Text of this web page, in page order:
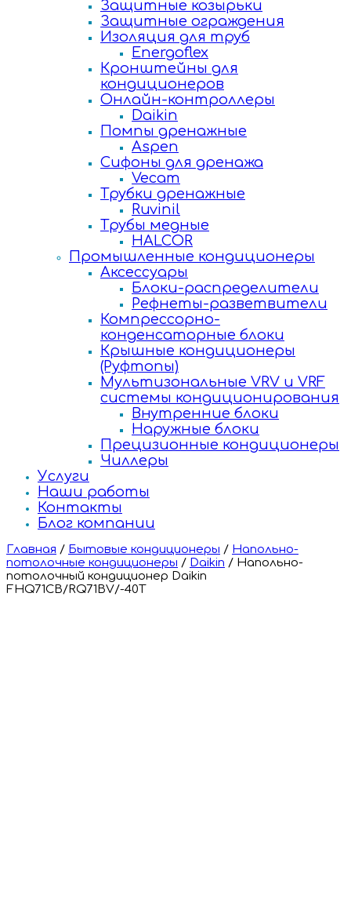
Защитные козырьки
Защитные ограждения
Изоляция для труб
Energoflex
Кронштейны для
кондиционеров
Онлайн-контроллеры
Daikin
Помпы дренажные
Aspen
Сифоны для дренажа
Vecam
Трубки дренажные
Ruvinil
Трубы медные
HALCOR
Промышленные кондиционеры
Аксессуары
Блоки-распределители
Рефнеты-разветвители
Компрессорно-
конденсаторные блоки
Крышные кондиционеры
(Руфтопы)
Мультизональные VRV и VRF
системы кондиционирования
Внутренние блоки
Наружные блоки
Прецизионные кондиционеры
Чиллеры
Услуги
Наши работы
Контакты
Блог компании
Главная / Бытовые кондиционеры / Напольно-
потолочные кондиционеры / Daikin / Напольно-
потолочный кондиционер Daikin
FHQ71CB/RQ71BV/-40T